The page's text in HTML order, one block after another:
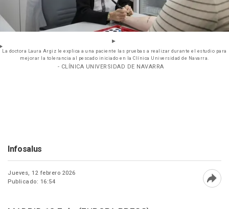
La doctora Laura Argiz le explica a una paciente las pruebas a realizar durante el estudio para
mejorar la tolerancia al pescado iniciado en la Clínica Universidad de Navarra.
- CLÍNICA UNIVERSIDAD DE NAVARRA
Infosalus
Jueves, 12 febrero 2026
Publicado: 16:54